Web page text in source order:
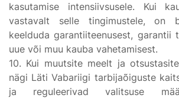
kasutamise intensiivsusele. Kui
vastavalt selle tingimustele, on
keelduda garantiiteenusest, garantii
uue või muu kauba vahetamisest.
10. Kui muutsite meelt ja
nägi Läti Vabariigi tarbijaõiguste
ja reguleerivad valitsuse